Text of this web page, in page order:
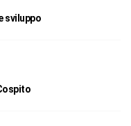
sviluppo